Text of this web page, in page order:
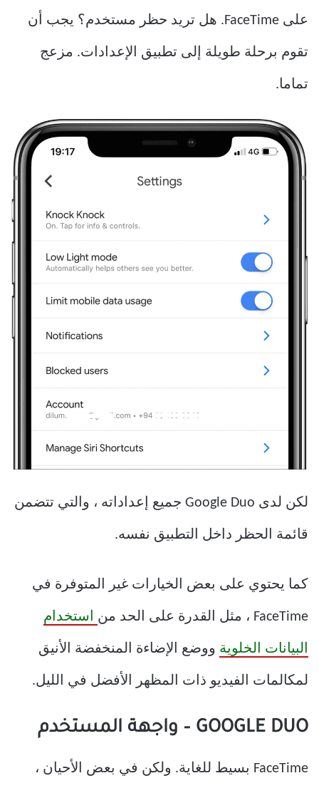
على FaceTime. هل تريد حظر مستخدم؟ يجب أن
تقوم برحلة طويلة إلى تطبيق الإعدادات. مزعج
تماما.
لكن لدى Google Duo جميع إعداداته ، والتي تتضمن
قائمة الحظر داخل التطبيق نفسه.
كما يحتوي على بعض الخيارات غير المتوفرة في
FaceTime ، مثل القدرة على الحد من استخدام
البيانات الخلوية ووضع الإضاءة المنخفضة الأنيق
لمكالمات الفيديو ذات المظهر الأفضل في الليل.
GOOGLE DUO – واجهة المستخدم
FaceTime بسيط للغاية. ولكن في بعض الأحيان ،